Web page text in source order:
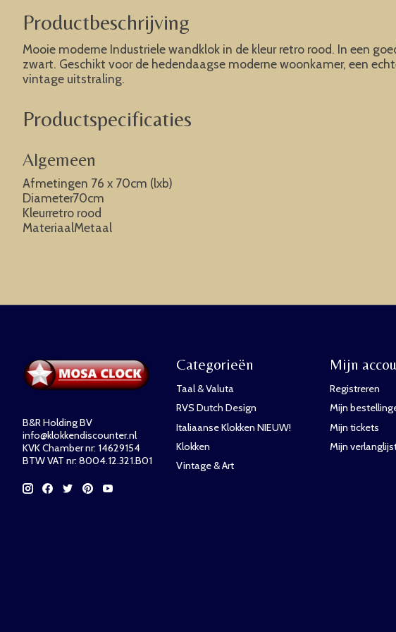
Productbeschrijving
Mooie moderne Industriele wandklok in de kleur retro rood. In een
zwart. Geschikt voor de hedendaagse moderne woonkamer, een
vintage uitstraling.
Productspecificaties
Algemeen
Afmetingen 76 x 70cm (lxb)
Diameter70cm
Kleurretro rood
MateriaalMetaal
B&R Holding BV
info@klokkendiscounter.nl
KVK Chamber nr: 14629154
BTW VAT nr: 8004.12.321.B01
Categorieën
Taal & Valuta
RVS Dutch Design
Italiaanse Klokken NIEUW!
Klokken
Vintage & Art
Mijn
Registreren
Mijn
Mijn tickets
Mijn